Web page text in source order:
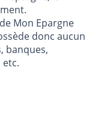
depuis 2001.
l'épargne, la
Mon Epargne
donc aucun